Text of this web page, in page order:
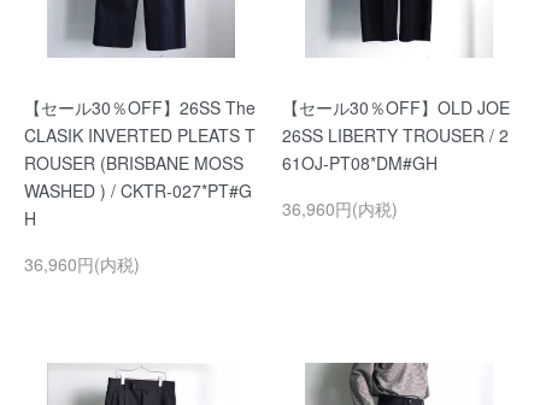
【セール30％OFF】26SS The
CLASIK INVERTED PLEATS T
ROUSER (BRISBANE MOSS
WASHED ) / CKTR-027*PT#G
H
36,960円(内税)
【セール30％OFF】OLD JOE
26SS LIBERTY TROUSER / 2
61OJ-PT08*DM#GH
36,960円(内税)